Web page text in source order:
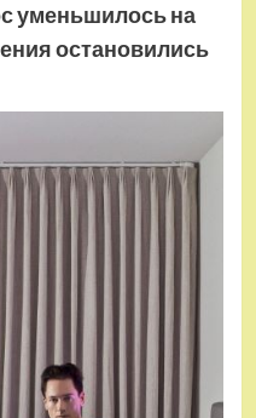
уменьшилось на
остановились